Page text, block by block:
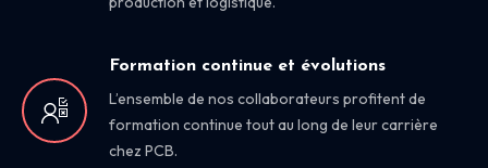
Formation continue et évolutions
L’ensemble de nos collaborateurs profitent de
formation continue tout au long de leur carrière
chez PCB.